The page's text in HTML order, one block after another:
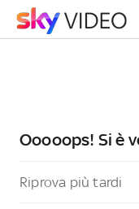
Ooooops! Si è
Riprova più tardi